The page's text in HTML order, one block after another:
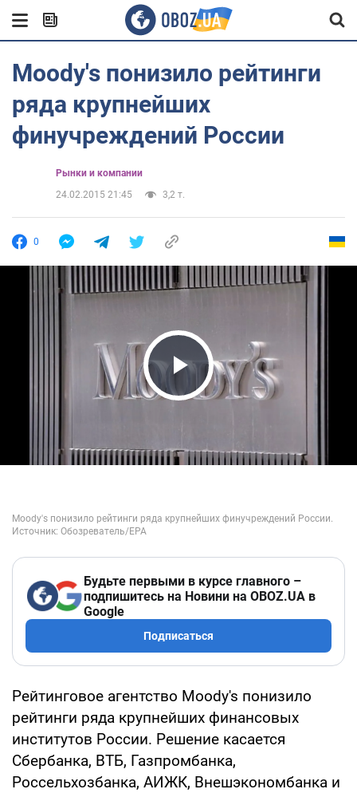
Moody's понизило рейтинги
ряда крупнейших
финучреждений России
Рынки и компании
24.02.2015 21:45
3,2 т.
0
Play Video
Будьте первыми в курсе главного –
подпишитесь на Новини на OBOZ.UA в
Google
Подписаться
Рейтинговое агентство Moody's понизило
рейтинги ряда крупнейших финансовых
институтов России. Решение касается
Сбербанка, ВТБ, Газпромбанка,
Россельхозбанка, АИЖК, Внешэкономбанка и